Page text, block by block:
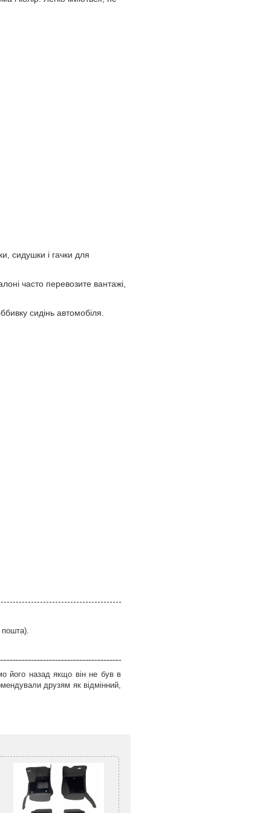
сидушки і гачки для
часто перевозите вантажі,
сидінь автомобіля.
його назад якщо він не був в
друзям як відмінний,